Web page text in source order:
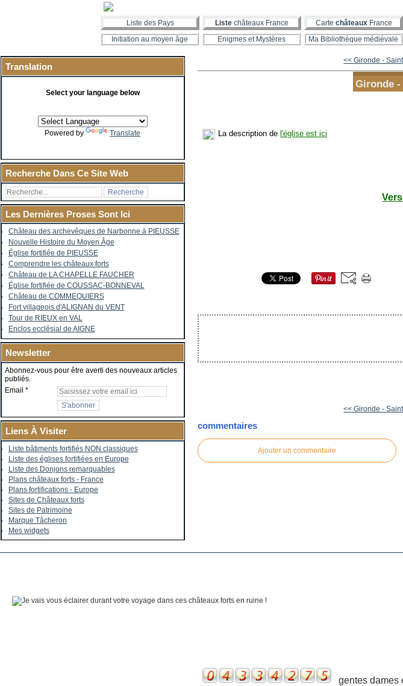
Liste des Pays Liste châteaux France Carte châteauxFrance
Initiation au moyen âge
Enigmes et Mystères Ma Bibliothèque médiévale
Translation
Select your language below
Powered by Translate
Recherche Dans Ce Site Web
Les Dernières Proses Sont Ici
Château des archevêques de Narbonne à PIEUSSE
Nouvelle Histoire du Moyen Âge
Église fortifiée de PIEUSSE
Comprendre les châteaux forts
Château de LA CHAPELLE FAUCHER
Église fortifiée de COUSSAC-BONNEVAL
Château de COMMEQUIERS
Fort villageois d'ALIGNAN du VENT
Tour de RIEUX en VAL
Enclos ecclésial de AIGNE
Newsletter
Abonnez-vous pour être averti des nouveaux articles
publiés.
Email
Liens À Visiter
Liste bâtiments fortifiés NON classiques
Liste des églises fortifiées en Europe
Liste des Donjons remarquables
Plans châteaux forts - France
Plans fortifications - Europe
Sites de Châteaux forts
Sites de Patrimoine
Marque Tâcheron
Mes widgets
<< Gironde -
Gironde
La description de l'église est ici
<< Gironde -
commentaires
Ajouter un commentaire
gentes dames